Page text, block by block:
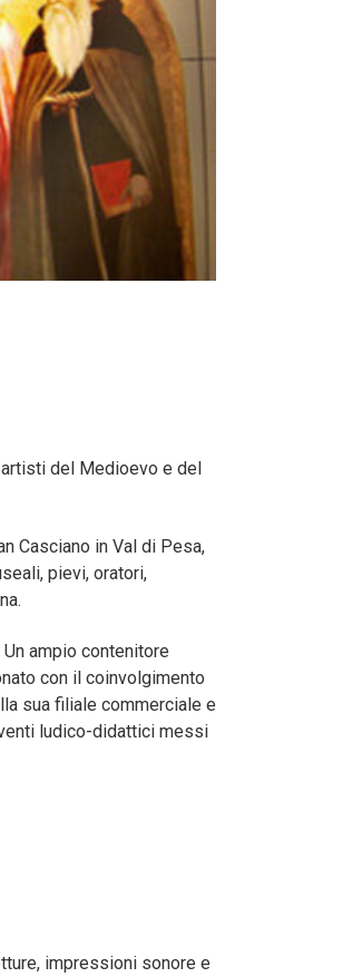
del Medioevo e del
Casciano in Val di Pesa,
pievi, oratori,
Un ampio contenitore
con il coinvolgimento
sua filiale commerciale e
ludico-didattici messi
impressioni sonore e